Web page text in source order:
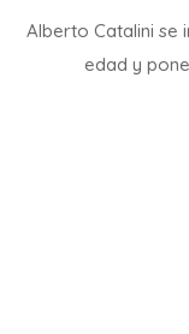
Alberto Catalini se
edad y